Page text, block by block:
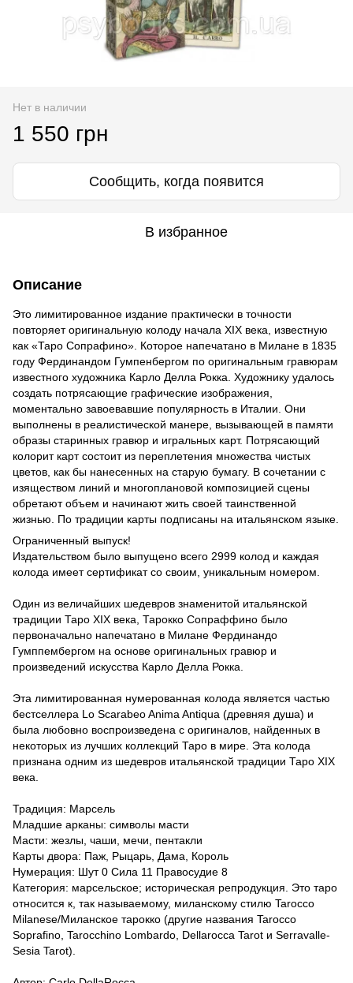
Нет в наличии
1 550 грн
Сообщить, когда появится
В избранное
Описание
Это лимитированное издание практически в точности
повторяет оригинальную колоду начала XIX века, известную
как «Таро Сопрафино». Которое напечатано в Милане в 1835
году Фердинандом Гумпенбергом по оригинальным гравюрам
известного художника Карло Делла Рокка. Художнику удалось
создать потрясающие графические изображения,
моментально завоевавшие популярность в Италии. Они
выполнены в реалистической манере, вызывающей в памяти
образы старинных гравюр и игральных карт. Потрясающий
колорит карт состоит из переплетения множества чистых
цветов, как бы нанесенных на старую бумагу. В сочетании с
изяществом линий и многоплановой композицией сцены
обретают объем и начинают жить своей таинственной
жизнью. По традиции карты подписаны на итальянском языке.
Ограниченный выпуск!
Издательством было выпущено всего 2999 колод и каждая
колода имеет сертификат со своим, уникальным номером.
Один из величайших шедевров знаменитой итальянской
традиции Таро XIX века, Тарокко Сопраффино было
первоначально напечатано в Милане Фердинандо
Гумппембергом на основе оригинальных гравюр и
произведений искусства Карло Делла Рокка.
Эта лимитированная нумерованная колода является частью
бестселлера Lo Scarabeo Anima Antiqua (древняя душа) и
была любовно воспроизведена с оригиналов, найденных в
некоторых из лучших коллекций Таро в мире. Эта колода
признана одним из шедевров итальянской традиции Таро XIX
века.
Традиция: Марсель
Младшие арканы: символы масти
Масти: жезлы, чаши, мечи, пентакли
Карты двора: Паж, Рыцарь, Дама, Король
Нумерация: Шут 0 Сила 11 Правосудие 8
Категория: марсельское; историческая репродукция. Это таро
относится к, так называемому, миланскому стилю Tarocco
Milanese/Миланское тарокко (другие названия Tarocco
Soprafino, Tarocchino Lombardo, Dellarocca Tarot и Serravalle-
Sesia Tarot).